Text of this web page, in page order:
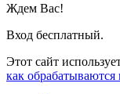
Ждем Вас!
Вход бесплатный.
Этот сайт
как